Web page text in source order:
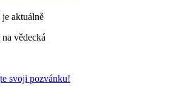
aktuálně
na vědecká
svoji pozvánku!